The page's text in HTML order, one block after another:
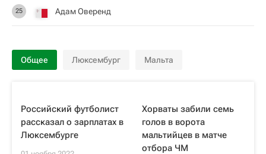
25 Адам Оверенд
Общее Люксембург Мальта
Российский футболист
рассказал о зарплатах в
Люксембурге
Хорваты забили семь
голов в ворота
мальтийцев в матче
отбора ЧМ